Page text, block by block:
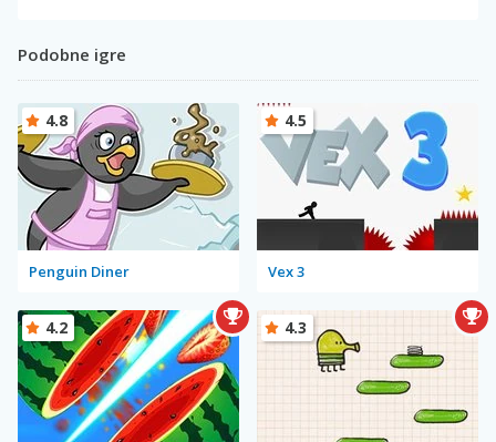
Podobne igre
Penguin Diner
4.8
Vex 3
4.5
4.2 4.3